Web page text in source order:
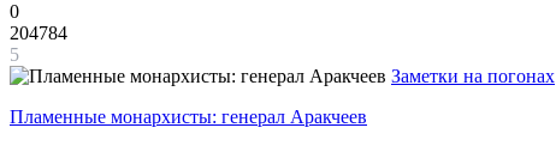
0
204784
5
Заметки на погонах
Пламенные монархисты: генерал Аракчеев